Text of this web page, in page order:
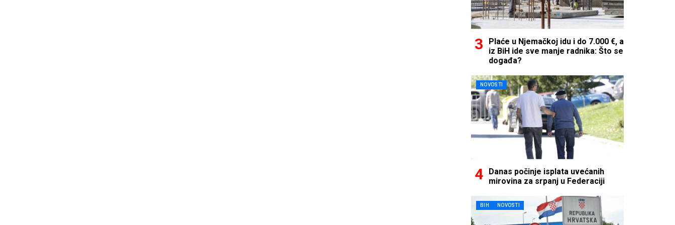
Plaće u Njemačkoj idu i do 7.000 €, a
iz BiH ide sve manje radnika: Što se
događa?
NOVOSTI
Danas počinje isplata uvećanih
mirovina za srpanj u Federaciji
BIH NOVOSTI